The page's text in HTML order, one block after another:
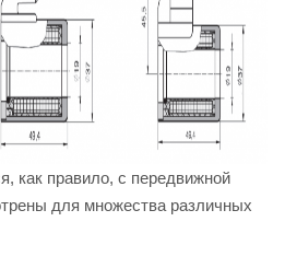
как правило, с передвижной
для множества различных